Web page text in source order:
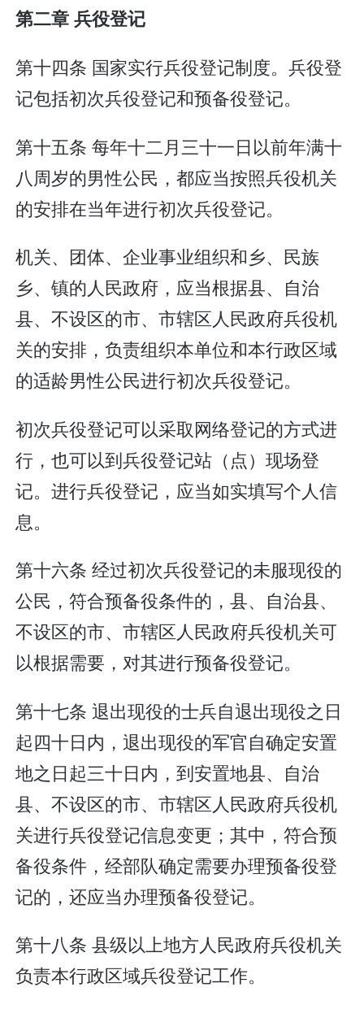
第二章 兵役登记
第十四条 国家实行兵役登记制度。兵役登
记包括初次兵役登记和预备役登记。
第十五条 每年十二月三十一日以前年满十
八周岁的男性公民，都应当按照兵役机关
的安排在当年进行初次兵役登记。
机关、团体、企业事业组织和乡、民族
乡、镇的人民政府，应当根据县、自治
县、不设区的市、市辖区人民政府兵役机
关的安排，负责组织本单位和本行政区域
的适龄男性公民进行初次兵役登记。
初次兵役登记可以采取网络登记的方式进
行，也可以到兵役登记站（点）现场登
记。进行兵役登记，应当如实填写个人信
息。
第十六条 经过初次兵役登记的未服现役的
公民，符合预备役条件的，县、自治县、
不设区的市、市辖区人民政府兵役机关可
以根据需要，对其进行预备役登记。
第十七条 退出现役的士兵自退出现役之日
起四十日内，退出现役的军官自确定安置
地之日起三十日内，到安置地县、自治
县、不设区的市、市辖区人民政府兵役机
关进行兵役登记信息变更；其中，符合预
备役条件，经部队确定需要办理预备役登
记的，还应当办理预备役登记。
第十八条 县级以上地方人民政府兵役机关
负责本行政区域兵役登记工作。